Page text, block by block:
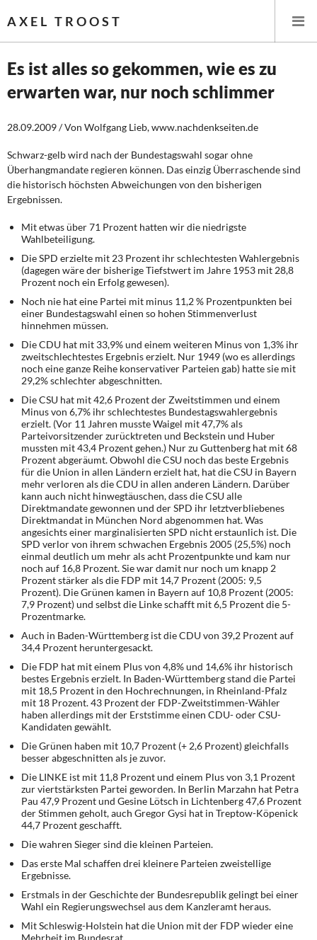
AXEL TROOST
Startseite
Themen
Leitlinien linker Wirtschafts- und Finanzpolitik
Wirtschaftspolitik
Steuer- und Finanzpolitik
Öffentliche Infrastruktur und Daseinsvorsorge
DIE LINKE
Weitere Themen
Memo-Gruppe
Institut Solidarische Moderne
Rosa-Luxemburg-Stiftung
Über mich
Kontakt
Es ist alles so gekommen, wie es zu
erwarten war, nur noch schlimmer
28.09.2009 / Von Wolfgang Lieb, www.nachdenkseiten.de
Schwarz-gelb wird nach der Bundestagswahl sogar ohne
Überhangmandate regieren können. Das einzig Überraschende sind
die historisch höchsten Abweichungen von den bisherigen
Ergebnissen.
Mit etwas über 71 Prozent hatten wir die niedrigste
Wahlbeteiligung.
Die SPD erzielte mit 23 Prozent ihr schlechtesten Wahlergebnis
(dagegen wäre der bisherige Tiefstwert im Jahre 1953 mit 28,8
Prozent noch ein Erfolg gewesen).
Noch nie hat eine Partei mit minus 11,2 % Prozentpunkten bei
einer Bundestagswahl einen so hohen Stimmenverlust
hinnehmen müssen.
Die CDU hat mit 33,9% und einem weiteren Minus von 1,3% ihr
zweitschlechtestes Ergebnis erzielt. Nur 1949 (wo es allerdings
noch eine ganze Reihe konservativer Parteien gab) hatte sie mit
29,2% schlechter abgeschnitten.
Die CSU hat mit 42,6 Prozent der Zweitstimmen und einem
Minus von 6,7% ihr schlechtestes Bundestagswahlergebnis
erzielt. (Vor 11 Jahren musste Waigel mit 47,7% als
Parteivorsitzender zurücktreten und Beckstein und Huber
mussten mit 43,4 Prozent gehen.) Nur zu Guttenberg hat mit 68
Prozent abgeräumt. Obwohl die CSU noch das beste Ergebnis
für die Union in allen Ländern erzielt hat, hat die CSU in Bayern
mehr verloren als die CDU in allen anderen Ländern. Darüber
kann auch nicht hinwegtäuschen, dass die CSU alle
Direktmandate gewonnen und der SPD ihr letztverbliebenes
Direktmandat in München Nord abgenommen hat. Was
angesichts einer marginalisierten SPD nicht erstaunlich ist. Die
SPD verlor von ihrem schwachen Ergebnis 2005 (25,5%) noch
einmal deutlich um mehr als acht Prozentpunkte und kam nur
noch auf 16,8 Prozent. Sie war damit nur noch um knapp 2
Prozent stärker als die FDP mit 14,7 Prozent (2005: 9,5
Prozent). Die Grünen kamen in Bayern auf 10,8 Prozent (2005:
7,9 Prozent) und selbst die Linke schafft mit 6,5 Prozent die 5-
Prozentmarke.
Auch in Baden-Württemberg ist die CDU von 39,2 Prozent auf
34,4 Prozent heruntergesackt.
Die FDP hat mit einem Plus von 4,8% und 14,6% ihr historisch
bestes Ergebnis erzielt. In Baden-Württemberg stand die Partei
mit 18,5 Prozent in den Hochrechnungen, in Rheinland-Pfalz
mit 18 Prozent. 43 Prozent der FDP-Zweitstimmen-Wähler
haben allerdings mit der Erststimme einen CDU- oder CSU-
Kandidaten gewählt.
Die Grünen haben mit 10,7 Prozent (+ 2,6 Prozent) gleichfalls
besser abgeschnitten als je zuvor.
Die LINKE ist mit 11,8 Prozent und einem Plus von 3,1 Prozent
zur viertstärksten Partei geworden. In Berlin Marzahn hat Petra
Pau 47,9 Prozent und Gesine Lötsch in Lichtenberg 47,6 Prozent
der Stimmen geholt, auch Gregor Gysi hat in Treptow-Köpenick
44,7 Prozent geschafft.
Die wahren Sieger sind die kleinen Parteien.
Das erste Mal schaffen drei kleinere Parteien zweistellige
Ergebnisse.
Erstmals in der Geschichte der Bundesrepublik gelingt bei einer
Wahl ein Regierungswechsel aus dem Kanzleramt heraus.
Mit Schleswig-Holstein hat die Union mit der FDP wieder eine
Mehrheit im Bundesrat.